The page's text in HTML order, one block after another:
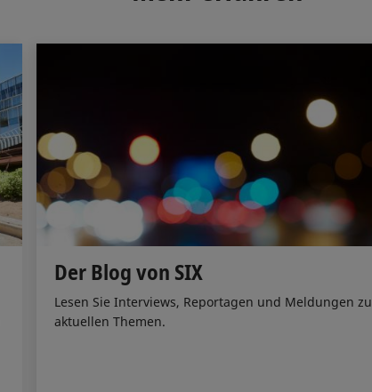
Der Blog von SIX
Lesen Sie Interviews, Reportagen und Meldungen zu
aktuellen Themen.